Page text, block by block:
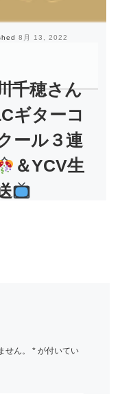
8月 13, 2022
千穂さん
ギターコ
ール３連
＆YCV生
ん。 *が付いてい